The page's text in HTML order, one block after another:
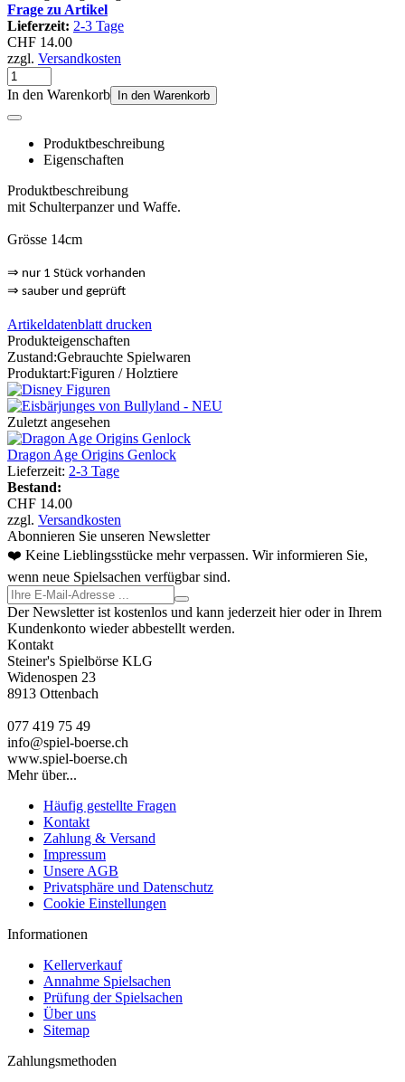
Frage zu Artikel
Lieferzeit: 2-3 Tage
CHF 14.00
zzgl. Versandkosten
In den Warenkorb In den Warenkorb
Produktbeschreibung
Eigenschaften
Produktbeschreibung
mit Schulterpanzer und Waffe.
Grösse 14cm
⇒ nur 1 Stück vorhanden
⇒ sauber und geprüft
Artikeldatenblatt drucken
Produkteigenschaften
Zustand:Gebrauchte Spielwaren
Produktart:Figuren / Holztiere
Zuletzt angesehen
Dragon Age Origins Genlock
Lieferzeit: 2-3 Tage
Bestand:
CHF 14.00
zzgl. Versandkosten
Abonnieren Sie unseren Newsletter
❤️ Keine Lieblingsstücke mehr verpassen. Wir informieren Sie,
wenn neue Spielsachen verfügbar sind.
Der Newsletter ist kostenlos und kann jederzeit hier oder in Ihrem
Kundenkonto wieder abbestellt werden.
Kontakt
Steiner's Spielbörse KLG
Widenospen 23
8913 Ottenbach
077 419 75 49
info@spiel-boerse.ch
www.spiel-boerse.ch
Mehr über...
Häufig gestellte Fragen
Kontakt
Zahlung & Versand
Impressum
Unsere AGB
Privatsphäre und Datenschutz
Cookie Einstellungen
Informationen
Kellerverkauf
Annahme Spielsachen
Prüfung der Spielsachen
Über uns
Sitemap
Zahlungsmethoden